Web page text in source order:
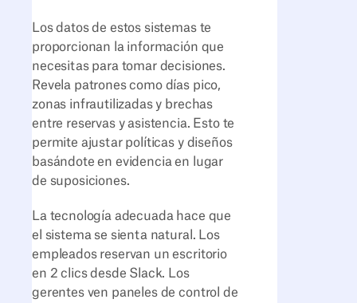
Los datos de estos sistemas te
proporcionan la información que
necesitas para tomar decisiones.
Revela patrones como días pico,
zonas infrautilizadas y brechas
entre reservas y asistencia. Esto te
permite ajustar políticas y diseños
basándote en evidencia en lugar
de suposiciones.
La tecnología adecuada hace que
el sistema se sienta natural. Los
empleados reservan un escritorio
en 2 clics desde Slack. Los
gerentes ven paneles de control de